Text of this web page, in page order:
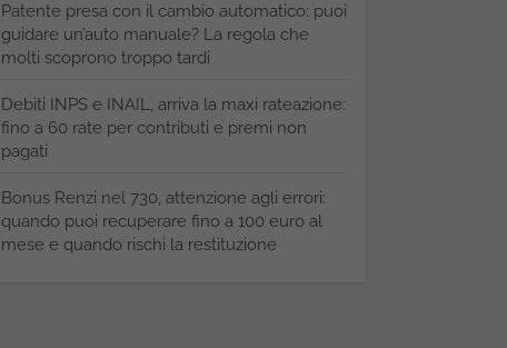
Patente presa con il cambio automatico: puoi
guidare un’auto manuale? La regola che
molti scoprono troppo tardi
Debiti INPS e INAIL, arriva la maxi rateazione:
fino a 60 rate per contributi e premi non
pagati
Bonus Renzi nel 730, attenzione agli errori:
quando puoi recuperare fino a 100 euro al
mese e quando rischi la restituzione